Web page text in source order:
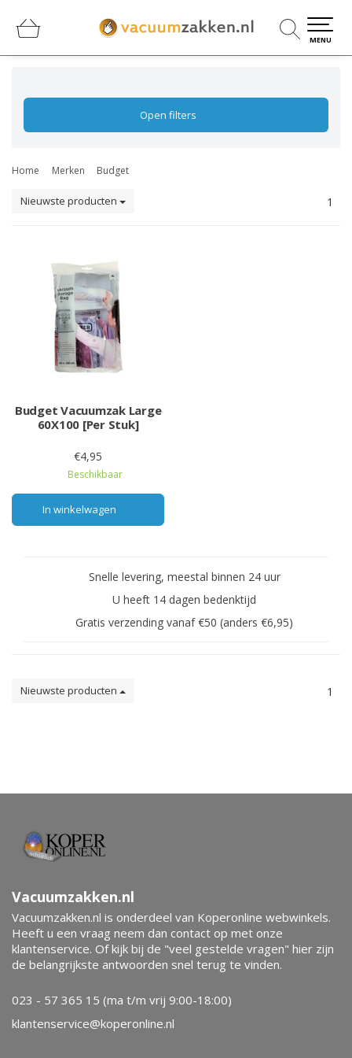
MENU
Open filters
Home Merken Budget
Nieuwste producten 1
Budget Vacuumzak Large
60X100 [Per Stuk]
€4,95
Beschikbaar
In winkelwagen
Snelle levering, meestal binnen 24 uur
U heeft 14 dagen bedenktijd
Gratis verzending vanaf €50 (anders €6,95)
Nieuwste producten 1
Vacuumzakken.nl
Vacuumzakken.nl is onderdeel van Koperonline webwinkels.
Heeft u een vraag neem dan contact op met onze
klantenservice. Of kijk bij de "veel gestelde vragen" hier zijn
de belangrijkste antwoorden snel terug te vinden.
023 - 57 365 15 (ma t/m vrij 9:00-18:00)
klantenservice@koperonline.nl